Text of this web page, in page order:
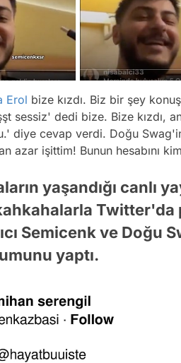
Erol bize kızdı. Biz bir şey
sessiz' dedi bize. Bize kızdı,
diye cevap verdi. Doğu
azar işittim! Bunun hesabını
yaşandığı canlı
Twitter'da
Semicenk ve Doğu
yaptı.